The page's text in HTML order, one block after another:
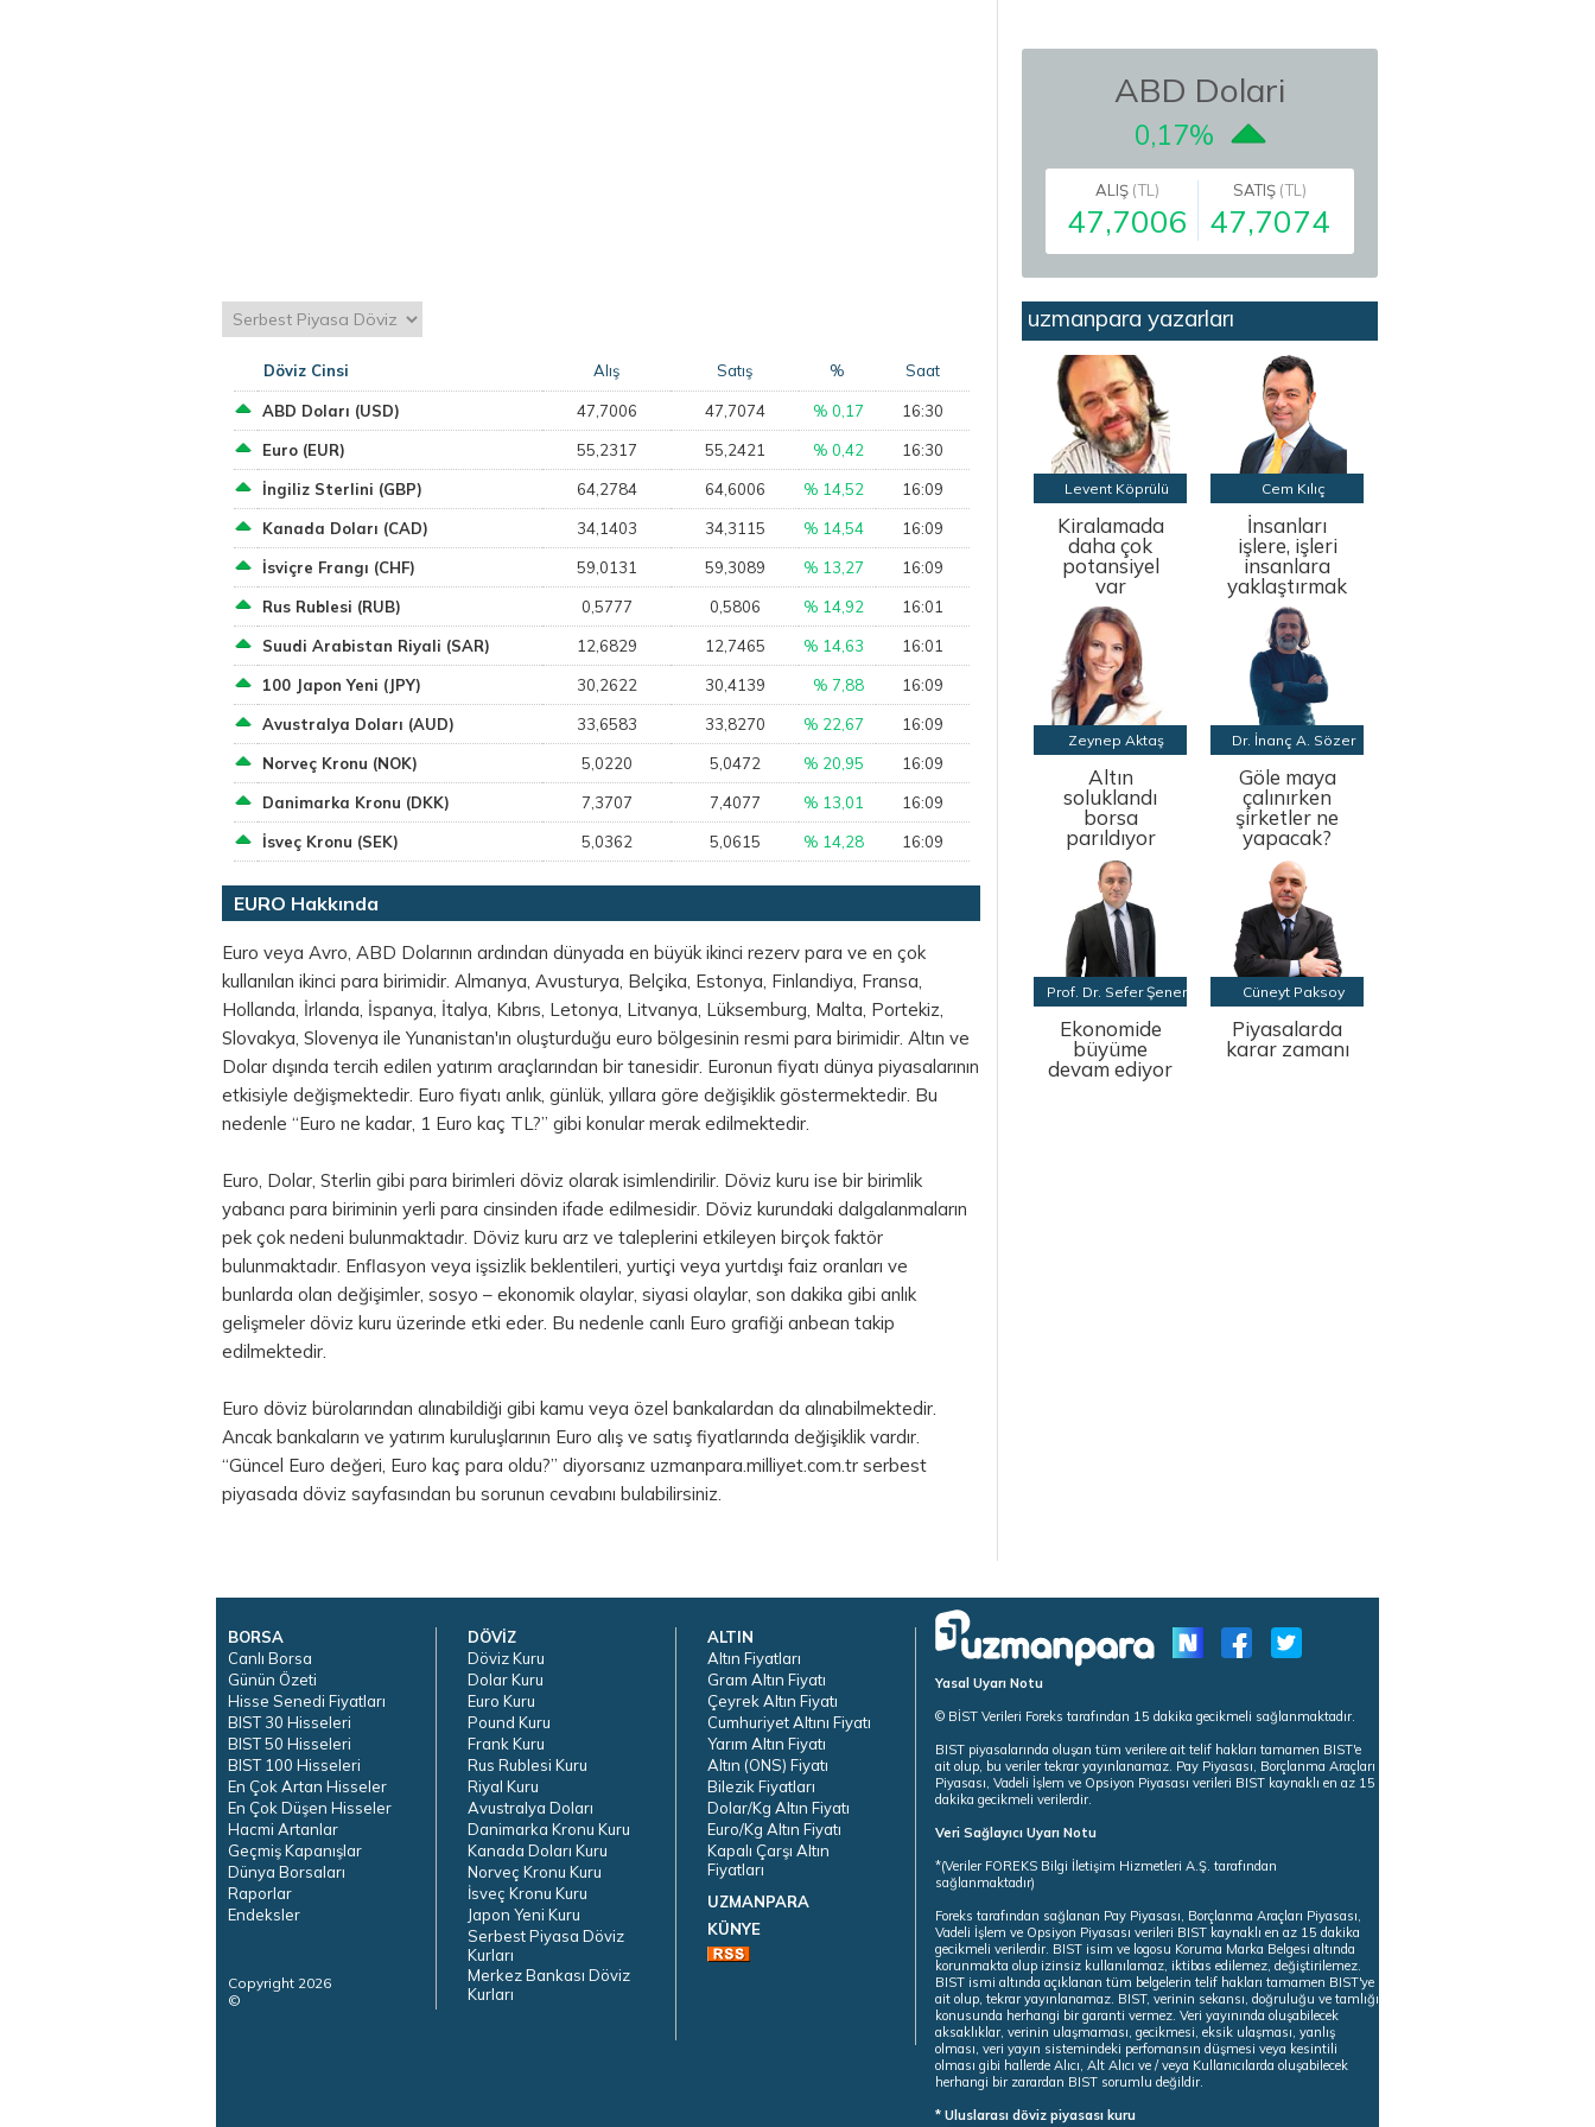
Döviz Cinsi Alış Satış % Saat
ABD Doları (USD) 47,7006 47,7074 % 0,17 16:30
Euro (EUR) 55,2317 55,2421 % 0,42 16:30
İngiliz Sterlini (GBP) 64,2784 64,6006 % 14,52 16:09
Kanada Doları (CAD) 34,1403 34,3115 % 14,54 16:09
İsviçre Frangı (CHF) 59,0131 59,3089 % 13,27 16:09
Rus Rublesi (RUB) 0,5777 0,5806 % 14,92 16:01
Suudi Arabistan Riyali (SAR) 12,6829 12,7465 % 14,63 16:01
100 Japon Yeni (JPY) 30,2622 30,4139 % 7,88 16:09
Avustralya Doları (AUD) 33,6583 33,8270 % 22,67 16:09
Norveç Kronu (NOK) 5,0220 5,0472 % 20,95 16:09
Danimarka Kronu (DKK) 7,3707 7,4077 % 13,01 16:09
İsveç Kronu (SEK) 5,0362 5,0615 % 14,28 16:09
EURO Hakkında
Euro veya Avro, ABD Dolarının ardından dünyada en büyük ikinci rezerv para ve en çok
kullanılan ikinci para birimidir. Almanya, Avusturya, Belçika, Estonya, Finlandiya, Fransa,
Hollanda, İrlanda, İspanya, İtalya, Kıbrıs, Letonya, Litvanya, Lüksemburg, Malta, Portekiz,
Slovakya, Slovenya ile Yunanistan'ın oluşturduğu euro bölgesinin resmi para birimidir. Altın ve
Dolar dışında tercih edilen yatırım araçlarından bir tanesidir. Euronun fiyatı dünya piyasalarının
etkisiyle değişmektedir. Euro fiyatı anlık, günlük, yıllara göre değişiklik göstermektedir. Bu
nedenle “Euro ne kadar, 1 Euro kaç TL?” gibi konular merak edilmektedir.
Euro, Dolar, Sterlin gibi para birimleri döviz olarak isimlendirilir. Döviz kuru ise bir birimlik
yabancı para biriminin yerli para cinsinden ifade edilmesidir. Döviz kurundaki dalgalanmaların
pek çok nedeni bulunmaktadır. Döviz kuru arz ve taleplerini etkileyen birçok faktör
bulunmaktadır. Enflasyon veya işsizlik beklentileri, yurtiçi veya yurtdışı faiz oranları ve
bunlarda olan değişimler, sosyo – ekonomik olaylar, siyasi olaylar, son dakika gibi anlık
gelişmeler döviz kuru üzerinde etki eder. Bu nedenle canlı Euro grafiği anbean takip
edilmektedir.
Euro döviz bürolarından alınabildiği gibi kamu veya özel bankalardan da alınabilmektedir.
Ancak bankaların ve yatırım kuruluşlarının Euro alış ve satış fiyatlarında değişiklik vardır.
“Güncel Euro değeri, Euro kaç para oldu?” diyorsanız uzmanpara.milliyet.com.tr serbest
piyasada döviz sayfasından bu sorunun cevabını bulabilirsiniz.
ABD Dolari
0,17%
ALIŞ (TL)
47,7006
SATIŞ (TL)
47,7074
uzmanpara yazarları
Levent Köprülü
Kiralamada
daha çok
potansiyel
var
Cem Kılıç
İnsanları
işlere, işleri
insanlara
yaklaştırmak
Zeynep Aktaş
Altın
soluklandı
borsa
parıldıyor
Dr. İnanç A. Sözer
Göle maya
çalınırken
şirketler ne
yapacak?
Prof. Dr. Sefer Şener
Ekonomide
büyüme
devam ediyor
Cüneyt Paksoy
Piyasalarda
karar zamanı
BORSA
Canlı Borsa
Günün Özeti
Hisse Senedi Fiyatları
BIST 30 Hisseleri
BIST 50 Hisseleri
BIST 100 Hisseleri
En Çok Artan Hisseler
En Çok Düşen Hisseler
Hacmi Artanlar
Geçmiş Kapanışlar
Dünya Borsaları
Raporlar
Endeksler
Copyright 2026
©
DÖVİZ
Döviz Kuru
Dolar Kuru
Euro Kuru
Pound Kuru
Frank Kuru
Rus Rublesi Kuru
Riyal Kuru
Avustralya Doları
Danimarka Kronu Kuru
Kanada Doları Kuru
Norveç Kronu Kuru
İsveç Kronu Kuru
Japon Yeni Kuru
Serbest Piyasa Döviz
Kurları
Merkez Bankası Döviz
Kurları
ALTIN
Altın Fiyatları
Gram Altın Fiyatı
Çeyrek Altın Fiyatı
Cumhuriyet Altını Fiyatı
Yarım Altın Fiyatı
Altın (ONS) Fiyatı
Bilezik Fiyatları
Dolar/Kg Altın Fiyatı
Euro/Kg Altın Fiyatı
Kapalı Çarşı Altın
Fiyatları
UZMANPARA
KÜNYE
Yasal Uyarı Notu
© BİST Verileri Foreks tarafından 15 dakika gecikmeli sağlanmaktadır.
BIST piyasalarında oluşan tüm verilere ait telif hakları tamamen BIST'e
ait olup, bu veriler tekrar yayınlanamaz. Pay Piyasası, Borçlanma Araçları
Piyasası, Vadeli İşlem ve Opsiyon Piyasası verileri BIST kaynaklı en az 15
dakika gecikmeli verilerdir.
Veri Sağlayıcı Uyarı Notu
*(Veriler FOREKS Bilgi İletişim Hizmetleri A.Ş. tarafından
sağlanmaktadır)
Foreks tarafından sağlanan Pay Piyasası, Borçlanma Araçları Piyasası,
Vadeli İşlem ve Opsiyon Piyasası verileri BIST kaynaklı en az 15 dakika
gecikmeli verilerdir. BIST isim ve logosu Koruma Marka Belgesi altında
korunmakta olup izinsiz kullanılamaz, iktibas edilemez, değiştirilemez.
BIST ismi altında açıklanan tüm belgelerin telif hakları tamamen BIST'ye
ait olup, tekrar yayınlanamaz. BIST, verinin sekansı, doğruluğu ve tamlığı
konusunda herhangi bir garanti vermez. Veri yayınında oluşabilecek
aksaklıklar, verinin ulaşmaması, gecikmesi, eksik ulaşması, yanlış
olması, veri yayın sistemindeki perfomansın düşmesi veya kesintili
olması gibi hallerde Alıcı, Alt Alıcı ve / veya Kullanıcılarda oluşabilecek
herhangi bir zarardan BIST sorumlu değildir.
* Uluslarası döviz piyasası kuru